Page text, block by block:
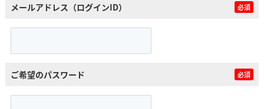
メールアドレス（ログインID） 必須
ご希望のパスワード 必須